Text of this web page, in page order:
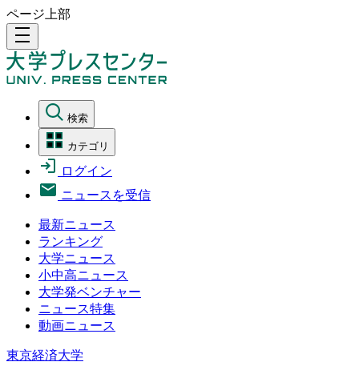
ページ上部
density_medium
検索
カテゴリ
ログイン
ニュースを受信
最新ニュース
ランキング
大学ニュース
小中高ニュース
大学発ベンチャー
ニュース特集
動画ニュース
東京経済大学